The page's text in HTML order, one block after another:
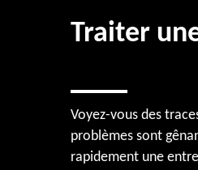
Traiter
Voyez-vous des
problèmes sont
rapidement une